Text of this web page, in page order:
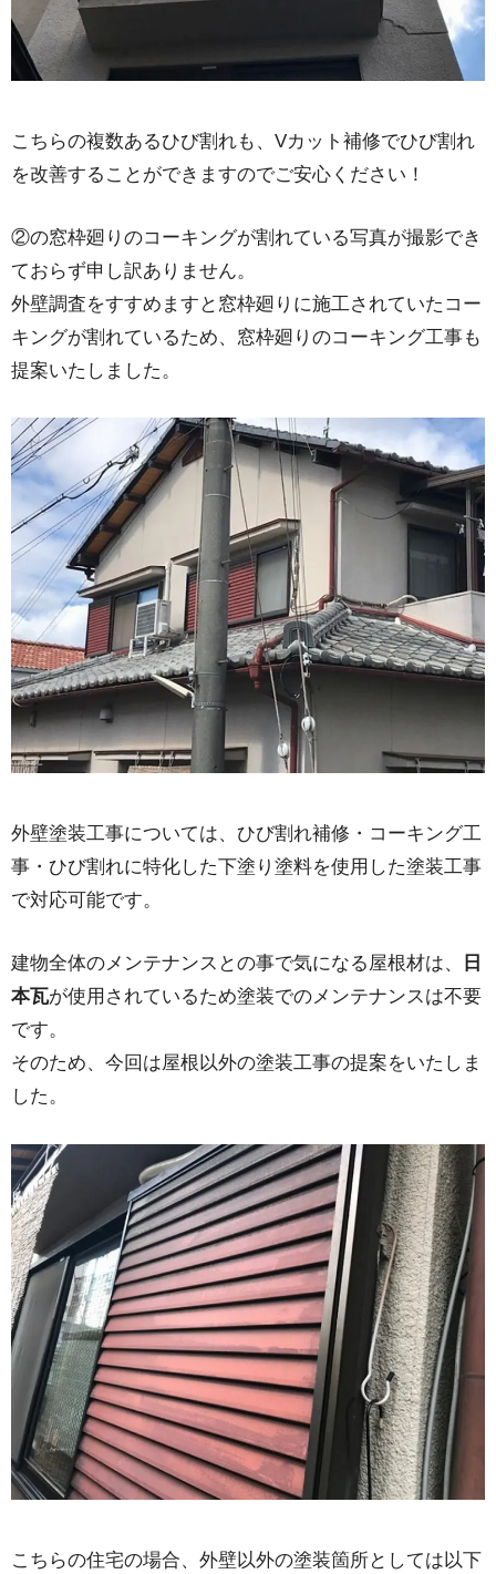
こちらの複数あるひび割れも、Vカット補修でひび割れ
を改善することができますのでご安心ください！
②の窓枠廻りのコーキングが割れている写真が撮影でき
ておらず申し訳ありません。
外壁調査をすすめますと窓枠廻りに施工されていたコー
キングが割れているため、窓枠廻りのコーキング工事も
提案いたしました。
外壁塗装工事については、ひび割れ補修・コーキング工
事・ひび割れに特化した下塗り塗料を使用した塗装工事
で対応可能です。
建物全体のメンテナンスとの事で気になる屋根材は、
日
本瓦が使用されているため塗装でのメンテナンスは不要
です。
そのため、今回は屋根以外の塗装工事の提案をいたしま
した。
こちらの住宅の場合、外壁以外の塗装箇所としては以下